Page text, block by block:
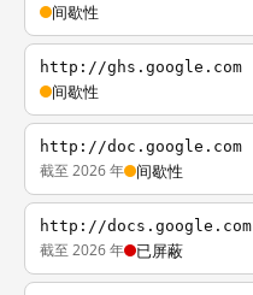
间歇性
http://ghs.google.com
间歇性
http://doc.google.com
截至 2026 年 间歇性
http://docs.google.com
截至 2026 年 已屏蔽